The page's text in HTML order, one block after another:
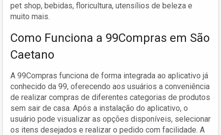
pet shop, bebidas, floricultura, utensílios de beleza e
muito mais.
Como Funciona a 99Compras em São
Caetano
A 99Compras funciona de forma integrada ao aplicativo já
conhecido da 99, oferecendo aos usuários a conveniência
de realizar compras de diferentes categorias de produtos
sem sair de casa. Após a instalação do aplicativo, o
usuário pode visualizar as opções disponíveis, selecionar
os itens desejados e realizar o pedido com facilidade. A